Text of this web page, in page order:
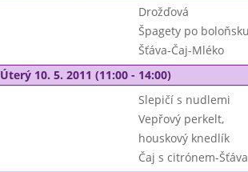
Drožďová
Špagety po boloňsku
Šťáva-Čaj-Mléko
Úterý 10. 5. 2011 (11:00 - 14:00)
Slepičí s nudlemi
Vepřový perkelt,
houskový knedlík
Čaj s citrónem-